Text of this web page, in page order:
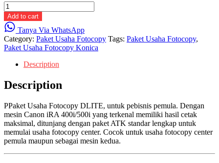
Paket
Usaha
Fotocopy
DLITE
quantity
Add to cart
Tanya Via WhatsApp
Category: Paket Usaha Fotocopy Tags: Paket Usaha Fotocopy,
Paket Usaha Fotocopy Konica
Description
Description
PPaket Usaha Fotocopy DLITE, untuk pebisnis pemula. Dengan
mesin Canon iRA 400i/500i yang terkenal memiliki hasil cetak
maksimal, ditunjang dengan paket ATK standar lengkap untuk
memulai usaha fotocopy center. Cocok untuk usaha fotocopy center
pemula maupun sebagai mesin kedua.